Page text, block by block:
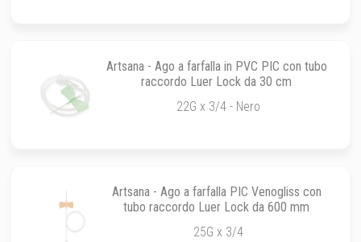
Artsana - Ago a farfalla in PVC PIC con tubo
raccordo Luer Lock da 30 cm
22G x 3/4 - Nero
Artsana - Ago a farfalla PIC Venogliss con
tubo raccordo Luer Lock da 600 mm
25G x 3/4